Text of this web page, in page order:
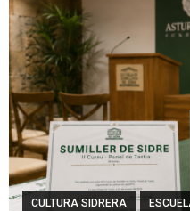
CULTURA SIDRERA